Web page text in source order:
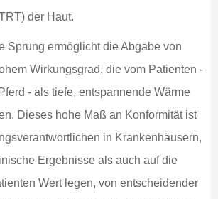
der Haut.
Sprung ermöglicht die Abgabe von
Wirkungsgrad, die vom Patienten -
- als tiefe, entspannende Wärme
Dieses hohe Maß an Konformität ist
in Krankenhäusern,
Ergebnisse als auch auf die
Wert legen, von entscheidender